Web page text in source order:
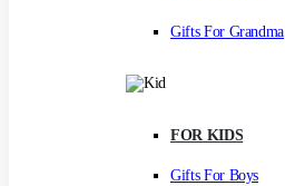
Gifts For Grandma
FOR KIDS
Gifts For Boys